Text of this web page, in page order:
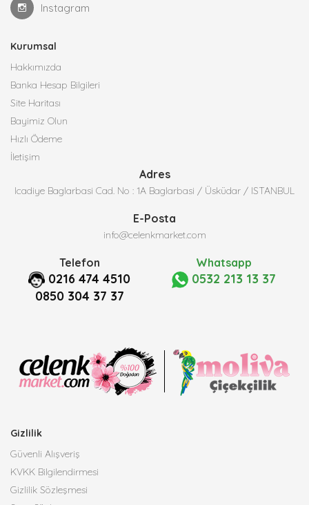
Instagram
Kurumsal
Hakkımızda
Banka Hesap Bilgileri
Site Haritası
Bayimiz Olun
Hızlı Ödeme
İletişim
Adres
Icadiye Baglarbasi Cad. No : 1A Baglarbasi / Üsküdar / ISTANBUL
E-Posta
info@celenkmarket.com
Telefon
0216 474 4510
0850 304 37 37
Whatsapp
0532 213 13 37
Gizlilik
Güvenli Alışveriş
KVKK Bilgilendirmesi
Gizlilik Sözleşmesi